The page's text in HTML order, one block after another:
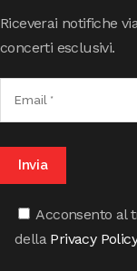
Riceverai notifiche
concerti esclusivi.
Acconsento al
della Privacy